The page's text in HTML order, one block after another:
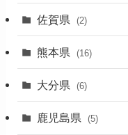
佐賀県 (2)
熊本県 (16)
大分県 (6)
鹿児島県 (5)